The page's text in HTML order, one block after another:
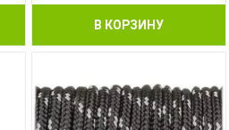
В КОРЗИНУ